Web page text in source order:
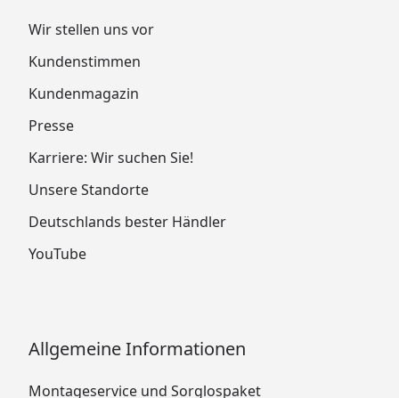
Wir stellen uns vor
Kundenstimmen
Kundenmagazin
Presse
Karriere: Wir suchen Sie!
Unsere Standorte
Deutschlands bester Händler
YouTube
Allgemeine Informationen
Montageservice und Sorglospaket